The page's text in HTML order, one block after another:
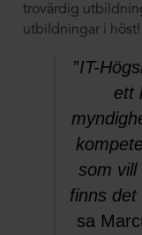
trovärdig
utbildningar i höst!
”IT-
ett
som
finns det
sa